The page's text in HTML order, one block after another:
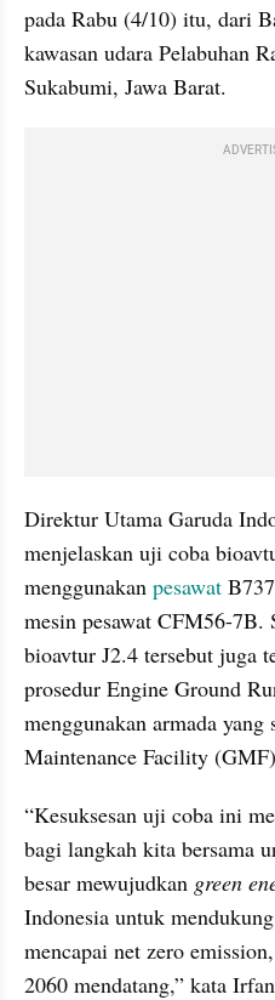
pada Rabu (4/10) itu, dari
kawasan udara Pelabuhan
Sukabumi, Jawa Barat.
Direktur Utama Garuda
menjelaskan uji coba
menggunakan pesawat
mesin pesawat CFM56-7B.
bioavtur J2.4 tersebut juga
prosedur Engine Ground
menggunakan armada yang
Maintenance Facility
“Kesuksesan uji coba ini
bagi langkah kita bersama
besar mewujudkan green
Indonesia untuk
mencapai net zero
2060 mendatang,” kata